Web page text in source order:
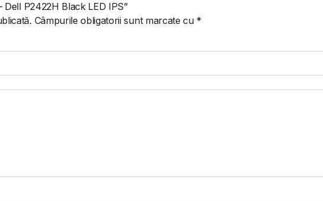
P2422H Black LED IPS”
Câmpurile obligatorii sunt marcate cu *